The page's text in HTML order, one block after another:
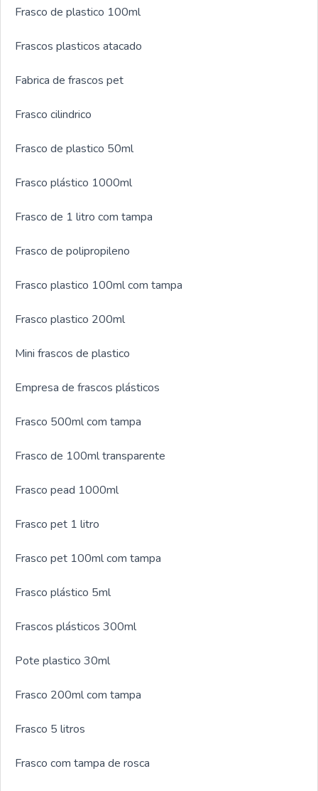
clientes no mercado.Aproveite a visita para acessar o
serviços e produtos. Se preferir, entre em contato com
Frasco de plastico 100ml
Frascos plasticos atacado
Fabrica de frascos pet
Frasco cilindrico
Frasco de plastico 50ml
Frasco plástico 1000ml
Frasco de 1 litro com tampa
Frasco de polipropileno
Frasco plastico 100ml com tampa
Frasco plastico 200ml
Mini frascos de plastico
Empresa de frascos plásticos
Frasco 500ml com tampa
Frasco de 100ml transparente
Frasco pead 1000ml
Frasco pet 1 litro
Frasco pet 100ml com tampa
Frasco plástico 5ml
Frascos plásticos 300ml
Pote plastico 30ml
Frasco 200ml com tampa
Frasco 5 litros
Frasco com tampa de rosca